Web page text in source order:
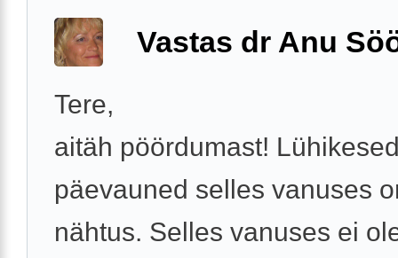
Vastas dr Anu
Tere,
aitäh pöördumast!
päevauned selles vanuses
nähtus. Selles vanuses ei